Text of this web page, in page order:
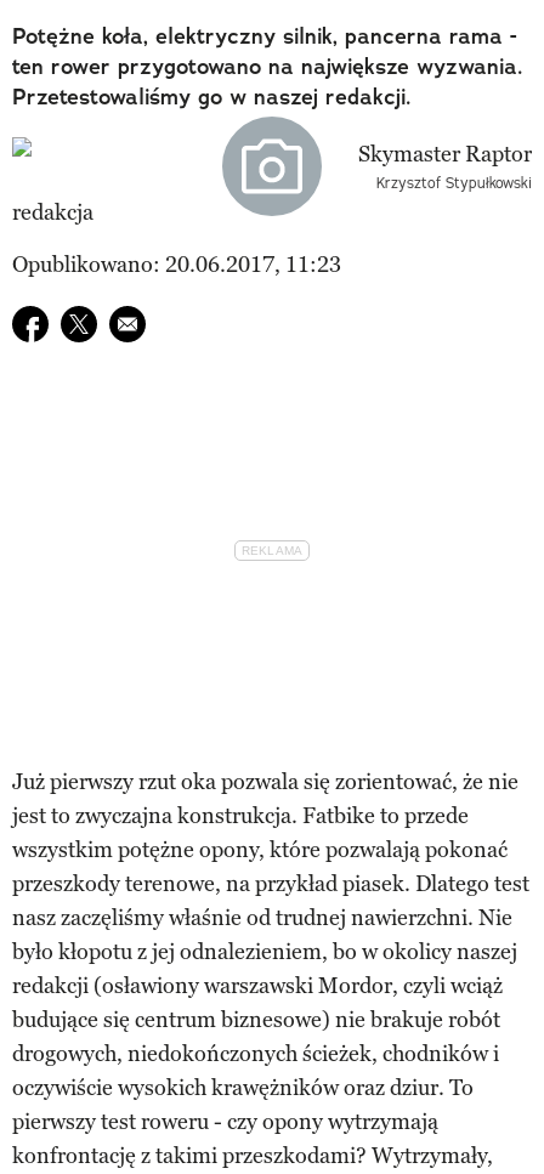
Potężne koła, elektryczny silnik, pancerna rama -
ten rower przygotowano na największe wyzwania.
Przetestowaliśmy go w naszej redakcji.
Krzysztof Stypułkowski
redakcja
Opublikowano: 20.06.2017, 11:23
Udostępnij na facebook
Udostępnij na twitter
E-mail do przyjaciela
Już pierwszy rzut oka pozwala się zorientować, że nie
jest to zwyczajna konstrukcja. Fatbike to przede
wszystkim potężne opony, które pozwalają pokonać
przeszkody terenowe, na przykład piasek. Dlatego test
nasz zaczęliśmy właśnie od trudnej nawierzchni. Nie
było kłopotu z jej odnalezieniem, bo w okolicy naszej
redakcji (osławiony warszawski Mordor, czyli wciąż
budujące się centrum biznesowe) nie brakuje robót
drogowych, niedokończonych ścieżek, chodników i
oczywiście wysokich krawężników oraz dziur. To
pierwszy test roweru - czy opony wytrzymają
konfrontację z takimi przeszkodami? Wytrzymały,